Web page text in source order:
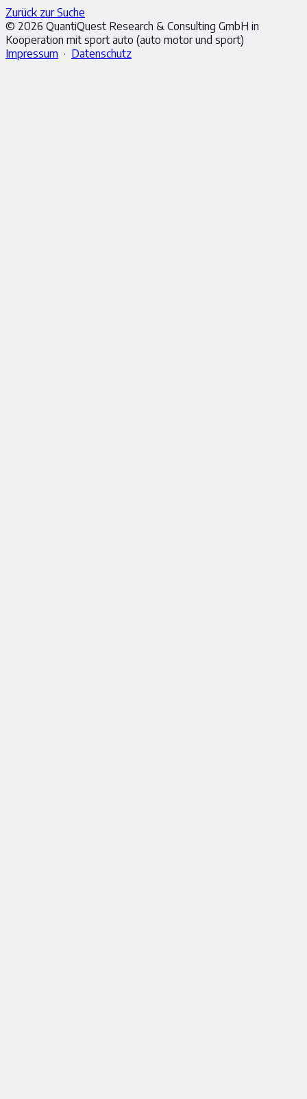
Zurück zur Suche
© 2026 QuantiQuest Research & Consulting GmbH in
Kooperation mit sport auto (auto motor und sport)
Impressum · Datenschutz